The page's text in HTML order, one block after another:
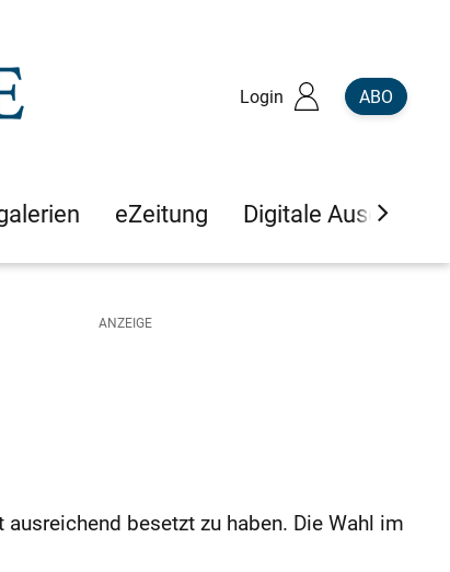
Login ABO
eZeitung Digitale Ausgaben
besetzt zu haben. Die Wahl im